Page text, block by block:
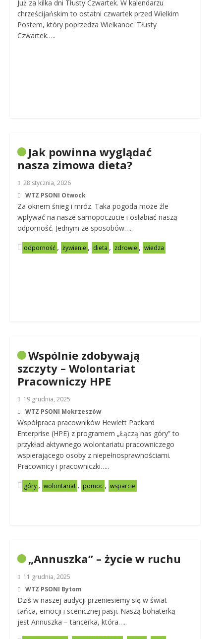
Już za kilka dni Tłusty Czwartek. W kalendarzu
chrześcijańskim to ostatni czwartek przed Wielkim
Postem, który poprzedza Wielkanoc. Tłusty
Czwartek…..
Jak powinna wyglądać
nasza zimowa dieta?
28 stycznia, 2026
WTZ PSONI Otwock
Za oknem śnieg i mróz. Taka pogoda może źle
wpływać na nasze samopoczucie i osłabiać naszą
odporność. Jednym ze sposobów…..
odporność , żywienie , dieta , zdrowie , wiedza
Wspólnie zdobywają
szczyty – Wolontariat
Pracowniczy HPE
19 grudnia, 2025
WTZ PSONI Mokrzeszów
Współpraca pracowników Hewlett Packard
Enterprise (HPE) z programem „Łączą nas góry” to
przykład aktywnego wolontariatu pracowniczego
wspierającego osoby z niepełnosprawnościami.
Pracownicy i pracowniczki…..
góry , wolontariat , pomoc , wsparcie
„Annuszka” – życie w ruchu
11 grudnia, 2025
WTZ PSONI Bytom
Dziś w naszej audycji przeniesiemy się w świat
tańca, emocji i scenicznej pasji. Naszą bohaterką
jest Annuszka – tancerka, która…..